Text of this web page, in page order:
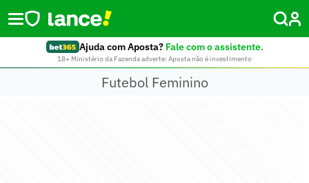
Ajuda com Aposta? Fale com o assistente.
18+ Ministério da Fazenda adverte: Aposta não é investimento
Futebol Feminino